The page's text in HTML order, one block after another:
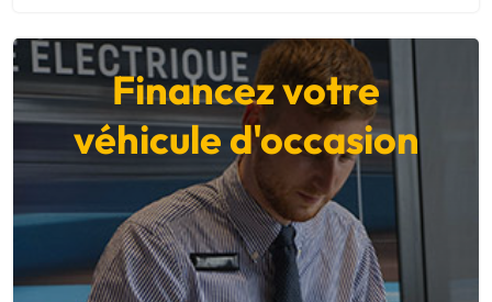
Financez votre
véhicule d'occasion